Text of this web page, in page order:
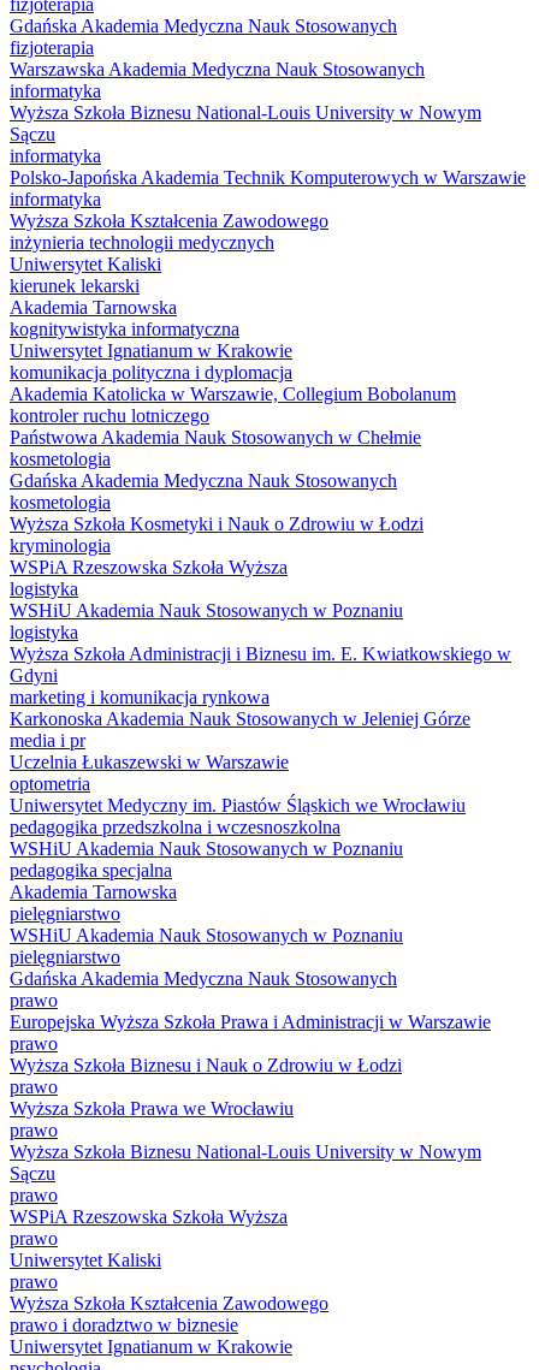
fizjoterapia
Gdańska Akademia Medyczna Nauk Stosowanych
fizjoterapia
Warszawska Akademia Medyczna Nauk Stosowanych
informatyka
Wyższa Szkoła Biznesu National-Louis University w Nowym
Sączu
informatyka
Polsko-Japońska Akademia Technik Komputerowych w Warszawie
informatyka
Wyższa Szkoła Kształcenia Zawodowego
inżynieria technologii medycznych
Uniwersytet Kaliski
kierunek lekarski
Akademia Tarnowska
kognitywistyka informatyczna
Uniwersytet Ignatianum w Krakowie
komunikacja polityczna i dyplomacja
Akademia Katolicka w Warszawie, Collegium Bobolanum
kontroler ruchu lotniczego
Państwowa Akademia Nauk Stosowanych w Chełmie
kosmetologia
Gdańska Akademia Medyczna Nauk Stosowanych
kosmetologia
Wyższa Szkoła Kosmetyki i Nauk o Zdrowiu w Łodzi
kryminologia
WSPiA Rzeszowska Szkoła Wyższa
logistyka
WSHiU Akademia Nauk Stosowanych w Poznaniu
logistyka
Wyższa Szkoła Administracji i Biznesu im. E. Kwiatkowskiego w
Gdyni
marketing i komunikacja rynkowa
Karkonoska Akademia Nauk Stosowanych w Jeleniej Górze
media i pr
Uczelnia Łukaszewski w Warszawie
optometria
Uniwersytet Medyczny im. Piastów Śląskich we Wrocławiu
pedagogika przedszkolna i wczesnoszkolna
WSHiU Akademia Nauk Stosowanych w Poznaniu
pedagogika specjalna
Akademia Tarnowska
pielęgniarstwo
WSHiU Akademia Nauk Stosowanych w Poznaniu
pielęgniarstwo
Gdańska Akademia Medyczna Nauk Stosowanych
prawo
Europejska Wyższa Szkoła Prawa i Administracji w Warszawie
prawo
Wyższa Szkoła Biznesu i Nauk o Zdrowiu w Łodzi
prawo
Wyższa Szkoła Prawa we Wrocławiu
prawo
Wyższa Szkoła Biznesu National-Louis University w Nowym
Sączu
prawo
WSPiA Rzeszowska Szkoła Wyższa
prawo
Uniwersytet Kaliski
prawo
Wyższa Szkoła Kształcenia Zawodowego
prawo i doradztwo w biznesie
Uniwersytet Ignatianum w Krakowie